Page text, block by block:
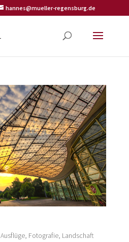
hannes@mueller-regensburg.de
Ausflüge, Fotografie, Landschaft